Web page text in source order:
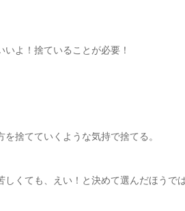
いよ！捨ていることが必要！
を捨てていくような気持で捨てる。
しくても、えい！と決めて選んだほうで